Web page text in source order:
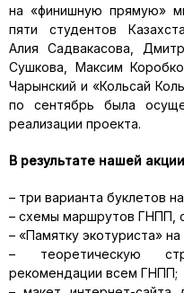
на «финишную прямую»
пяти студентов
Алия Садвакасова,
Сушкова, Максим
Чарынский и «Кольсай
по сентябрь была
реализации проекта.
В результате нашей
– три варианта буклетов
– схемы маршрутов ГНПП,
– «Памятку экотуриста» на
– теоретическую
рекомендации всем ГНПП;